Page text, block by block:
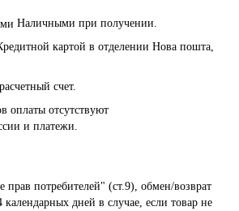
Наличными при получении.
картой в отделении Нова пошта,
счет.
оплаты отсутствуют
и платежи.
потребителей" (ст.9), обмен/возврат
дней в случае, если товар не